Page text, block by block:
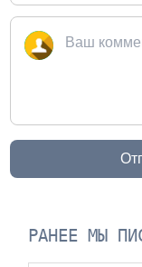
РАНЕЕ МЫ